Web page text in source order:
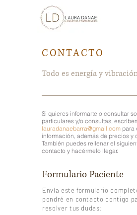
CONTACTO
Todo es energía y
Si quieres informarte o consultar
particulares y/o consultas,
lauradanaebarra@gmail.com para
información, además de precios y
También puedes rellenar el
contacto y hacérmelo llegar.
Formulario Paciente
Envía este formulario
pondré en contacto contigo
resolver tus dudas: